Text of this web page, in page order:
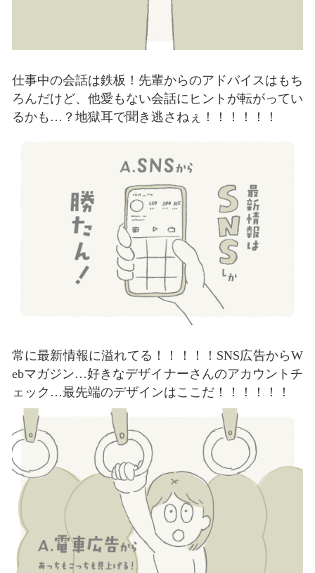
仕事中の会話は鉄板！先輩からのアドバイスはもち
ろんだけど、他愛もない会話にヒントが転がってい
るかも…？地獄耳で聞き逃さねぇ！！！！！！
常に最新情報に溢れてる！！！！！SNS広告からW
ebマガジン…好きなデザイナーさんのアカウントチ
ェック…最先端のデザインはここだ！！！！！！